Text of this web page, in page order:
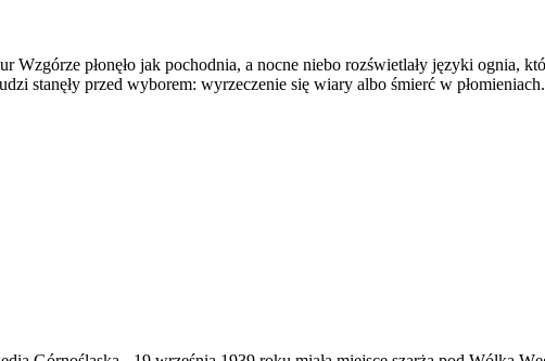
Wzgórze płonęło jak pochodnia, a nocne niebo rozświetlały języki ognia,
stanęły przed wyborem: wyrzeczenie się wiary albo śmierć w